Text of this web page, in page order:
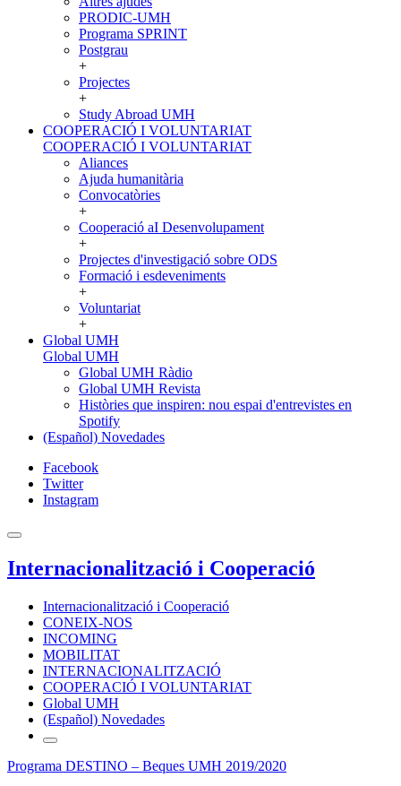
PRODIC-UMH
Programa SPRINT
Postgrau
+
Projectes
+
Study Abroad UMH
COOPERACIÓ I VOLUNTARIAT
COOPERACIÓ I VOLUNTARIAT
Aliances
Ajuda humanitària
Convocatòries
+
Cooperació aI Desenvolupament
+
Projectes d'investigació sobre ODS
Formació i esdeveniments
+
Voluntariat
+
Global UMH
Global UMH
Global UMH Ràdio
Global UMH Revista
Històries que inspiren: nou espai d'entrevistes en
Spotify
(Español) Novedades
Facebook
Twitter
Instagram
Internacionalització i Cooperació
Internacionalització i Cooperació
CONEIX-NOS
INCOMING
MOBILITAT
INTERNACIONALITZACIÓ
COOPERACIÓ I VOLUNTARIAT
Global UMH
(Español) Novedades
Programa DESTINO – Beques UMH 2019/2020